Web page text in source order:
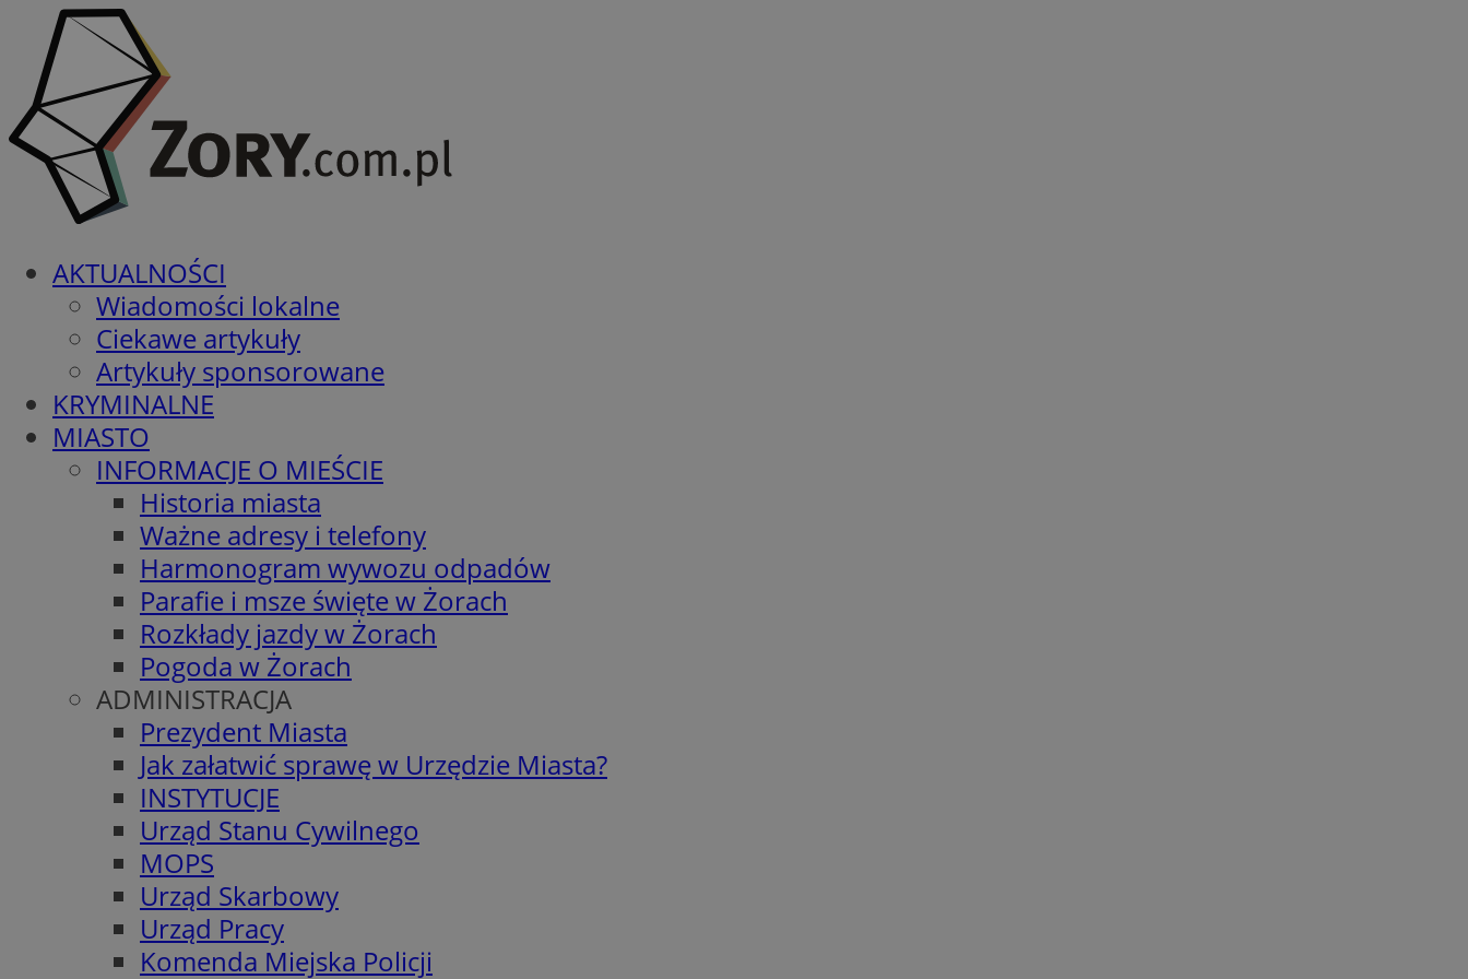
AKTUALNOŚCI
Wiadomości lokalne
Ciekawe artykuły
Artykuły sponsorowane
KRYMINALNE
MIASTO
INFORMACJE O MIEŚCIE
Historia miasta
Ważne adresy i telefony
Harmonogram wywozu odpadów
Parafie i msze święte w Żorach
Rozkłady jazdy w Żorach
Pogoda w Żorach
ADMINISTRACJA
Prezydent Miasta
Jak załatwić sprawę w Urzędzie Miasta?
INSTYTUCJE
Urząd Stanu Cywilnego
MOPS
Urząd Skarbowy
Urząd Pracy
Komenda Miejska Policji